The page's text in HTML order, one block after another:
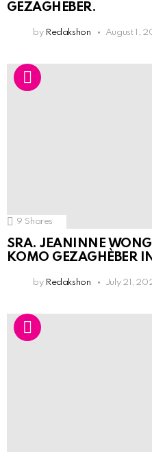
GEZAGHEBER.
by Redakshon August 1,
9 Shares
SRA. JEANINNE
KOMO GEZAGHÈBER
by Redakshon July 21,